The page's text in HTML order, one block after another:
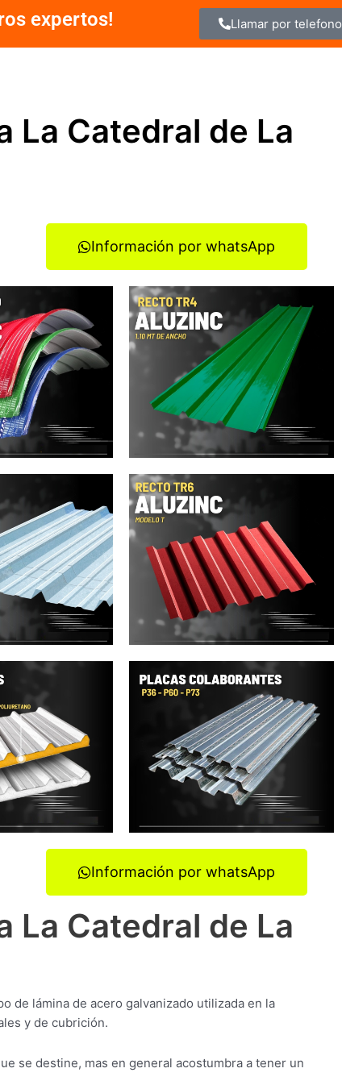
expertos! Llamar por telefono
La Catedral de La
Información por whatsApp
Información por whatsApp
La Catedral de La
de lámina de acero galvanizado utilizada en la
y de cubrición.
se destine, mas en general acostumbra a tener un